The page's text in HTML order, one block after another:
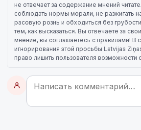
не отвечает за содержание мнений
соблюдать нормы морали, не разжигать
расовую рознь и обходиться без
тем, как высказаться. Вы отвечаете за
мнение, вы соглашаетесь с правилами! В
игнорирования этой просьбы Latvijas
право лишить пользователя возможности